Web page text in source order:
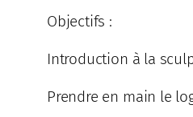
Objectifs :
Introduction à la
Prendre en main le